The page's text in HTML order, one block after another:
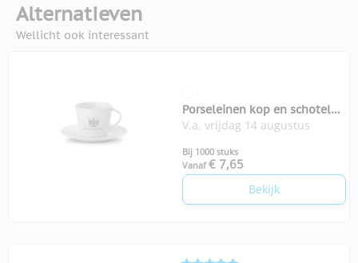
Alternatieven
Wellicht ook interessant
Porseleinen kop en schotel
Milano
V.a. vrijdag 14 augustus
Bij 1000 stuks
Vanaf € 7,65
Bekijk